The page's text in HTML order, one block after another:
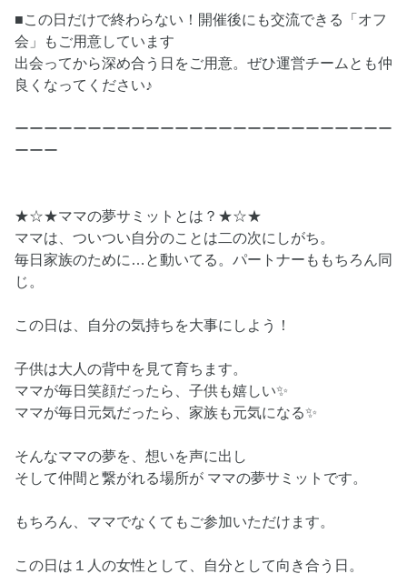
■この日だけで終わらない！開催後にも交流できる「オフ
会」もご用意しています
出会ってから深め合う日をご用意。ぜひ運営チームとも仲
良くなってください♪
ーーーーーーーーーーーーーーーーーーーーーーーーーー
ーーー
★☆★ママの夢サミットとは？★☆★
ママは、ついつい自分のことは二の次にしがち。
毎日家族のために…と動いてる。パートナーももちろん同
じ。
この日は、自分の気持ちを大事にしよう！
子供は大人の背中を見て育ちます。
ママが毎日笑顔だったら、子供も嬉しい✨
ママが毎日元気だったら、家族も元気になる✨
そんなママの夢を、想いを声に出し
そして仲間と繋がれる場所が ママの夢サミットです。
もちろん、ママでなくてもご参加いただけます。
この日は１人の女性として、自分として向き合う日。